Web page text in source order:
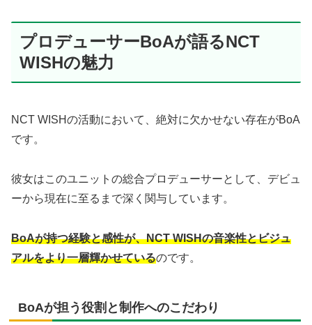
プロデューサーBoAが語るNCT
WISHの魅力
NCT WISHの活動において、絶対に欠かせない存在がBoA
です。
彼女はこのユニットの総合プロデューサーとして、デビュ
ーから現在に至るまで深く関与しています。
BoAが持つ経験と感性が、NCT WISHの音楽性とビジュ
アルをより一層輝かせているのです。
BoAが担う役割と制作へのこだわり